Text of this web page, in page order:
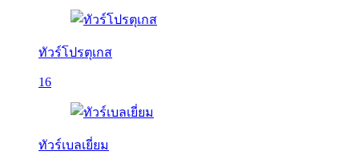
ทัวร์โปรตุเกส
16
ทัวร์เบลเยี่ยม